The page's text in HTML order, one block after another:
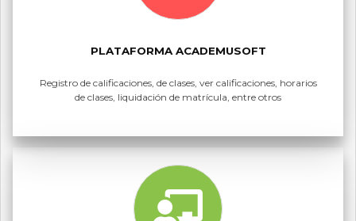
PLATAFORMA ACADEMUSOFT
Registro de calificaciones, de clases, ver calificaciones, horarios
de clases, liquidación de matrícula, entre otros